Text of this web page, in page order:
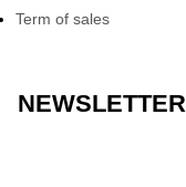
Term of sales
NEWSLETTER